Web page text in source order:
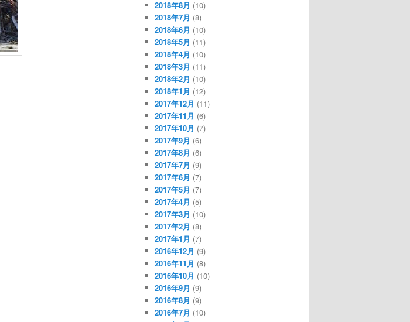
2018年8月 (10)
2018年7月 (8)
2018年6月 (10)
2018年5月 (11)
2018年4月 (10)
2018年3月 (11)
2018年2月 (10)
2018年1月 (12)
2017年12月 (11)
2017年11月 (6)
2017年10月 (7)
2017年9月 (6)
2017年8月 (6)
2017年7月 (9)
2017年6月 (7)
2017年5月 (7)
2017年4月 (5)
2017年3月 (10)
2017年2月 (8)
2017年1月 (7)
2016年12月 (9)
2016年11月 (8)
2016年10月 (10)
2016年9月 (9)
2016年8月 (9)
2016年7月 (10)